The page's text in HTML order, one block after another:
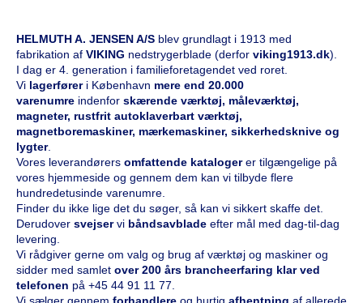
HELMUTH A. JENSEN A/S blev grundlagt i 1913 med
fabrikation af VIKING nedstrygerblade (derfor viking1913.dk).
I dag er 4. generation i familieforetagendet ved roret.
Vi lagerfører i København mere end 20.000
varenumre indenfor skærende værktøj, måleværktøj,
magneter, rustfrit autoklaverbart værktøj,
magnetboremaskiner, mærkemaskiner, sikkerhedsknive og
lygter.
Vores leverandørers omfattende katalogerer tilgængelige på
vores hjemmeside og gennem dem kan vi tilbyde flere
hundredetusinde varenumre.
Finder du ikke lige det du søger, så kan vi sikkert skaffe det.
Derudover svejservi båndsavblade efter mål med dag-til-dag
levering.
Vi rådgiver gerne om valg og brug af værktøj og maskiner og
sidder med samlet over 200 års brancheerfaring klar ved
telefonen på +45 44 91 11 77